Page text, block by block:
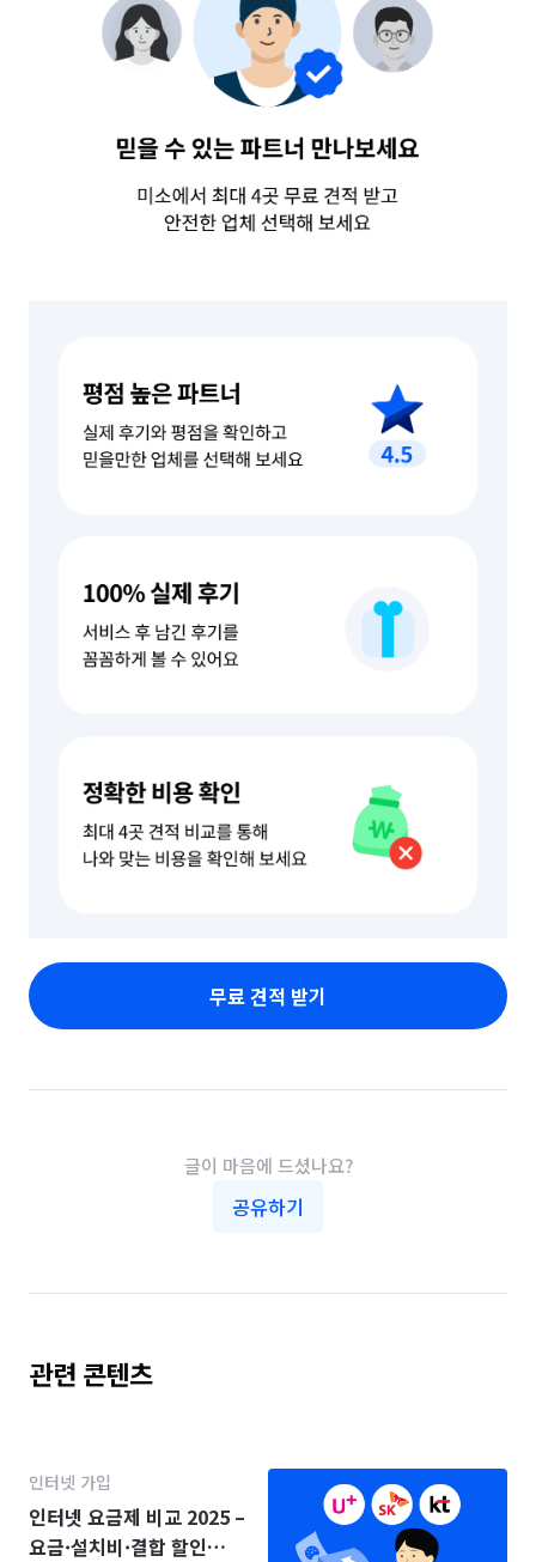
무료 견적 받기
글이 마음에 드셨나요?
공유하기
관련 콘텐츠
인터넷 가입
인터넷 요금제 비교 2025 –
요금·설치비·결합 할인